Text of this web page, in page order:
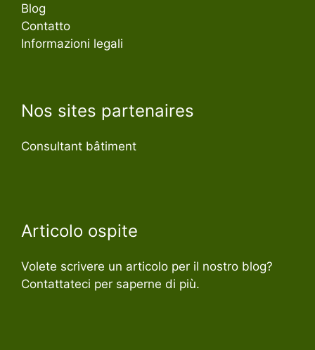
Blog
Contatto
Informazioni legali
Nos sites partenaires
Consultant bâtiment
Articolo ospite
Volete scrivere un articolo per il nostro blog?
Contattateci per saperne di più.